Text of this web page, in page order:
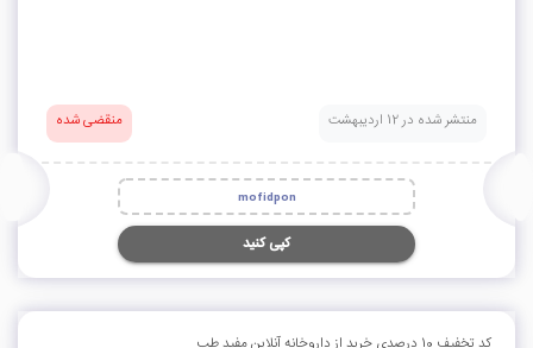
منتشر شده در 12 اردیبهشت منقضی شده
mofidpon
کپی کنید